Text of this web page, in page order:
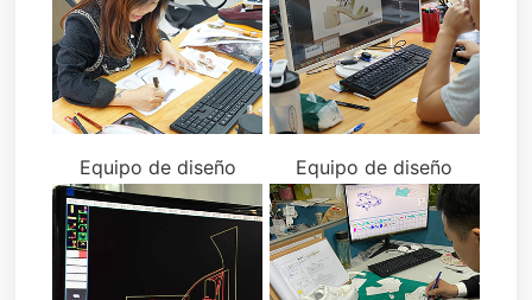
Equipo de diseño Equipo de diseño